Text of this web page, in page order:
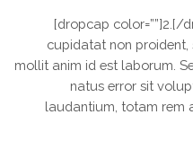
[dropcap color=””]2.[/
cupidatat non
mollit anim id est laborum.
natus error sit
laudantium, totam rem